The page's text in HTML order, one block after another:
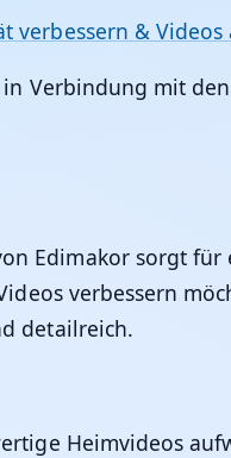
verbessern &
Verbindung mit
Edimakorsorgt für
verbessern
detailreich.
Heimvideos